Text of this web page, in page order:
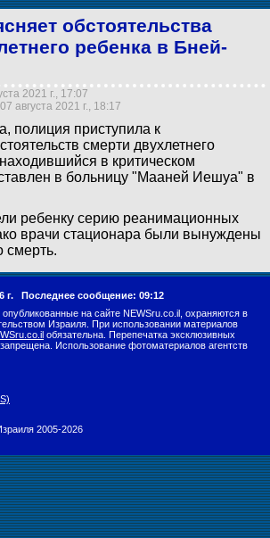
обстоятельства
ребенка в Бней-
2021 г., 17:07
августа 2021 г., 18:17
полиция приступила к
смерти двухлетнего
в критическом
в больницу "Мааней Иешуа" в
ребенку серию реанимационных
врачи стационара были вынуждены
смерть.
г. Последнее сообщение: 09:12
на сайте NEWSru.co.il, охраняются в
Израиля. При использовании материалов
обязательна. Перепечатка эксклюзивных
Использование фотоматериалов агентств
2005-2026